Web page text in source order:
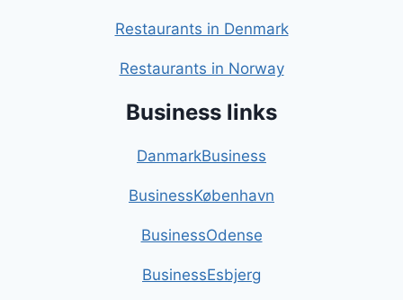
Restaurants in Denmark
Restaurants in Norway
Business links
DanmarkBusiness
BusinessKøbenhavn
BusinessOdense
BusinessEsbjerg